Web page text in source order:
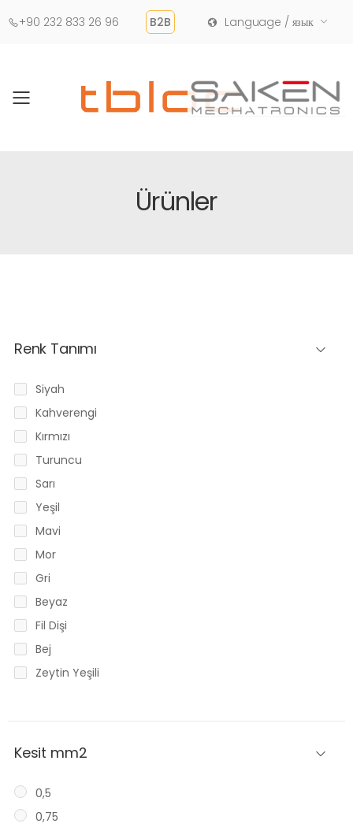
+90 232 833 26 96 B2B Language / язык
Toggle mobile menu
Ürünler
Renk Tanımı
Siyah
Kahverengi
Kırmızı
Turuncu
Sarı
Yeşil
Mavi
Mor
Gri
Beyaz
Fil Dişi
Bej
Zeytin Yeşili
Kesit mm2
0,5
0,75